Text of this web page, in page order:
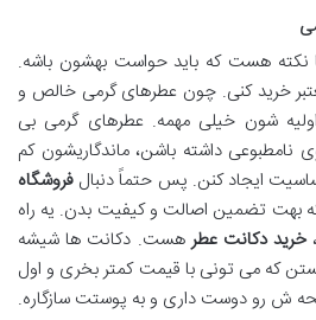
نکته هست که باید حواست بهشون باشه.
خرید کنی. چون عطرهای گرمی خالص و
شون خیلی مهمه. عطرهای گرمی بی
نامطبوعی داشته باشن، ماندگاریشون کم
ایجاد کنن. پس حتماً دنبال فروشگاه
که بهت تضمین اصالت و کیفیت بدن. یه راه
خرید دکانت عطرهست. دکانت ها شیشه
که می تونی با قیمت کمتر بخری و اول
ش رو دوست داری و به پوستت سازگاره.